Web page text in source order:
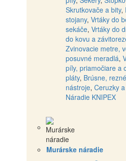
Skrutkovače a bity,
stojany, Vrtáky do
sekáče, Vrtáky do
do kovu a
Zvinovacie metre,
posuvné meradlá,
píly, priamočiare a
pláty, Brúsne,
nástroje, Ceruzky
Náradie KNIPEX
Murárske náradie